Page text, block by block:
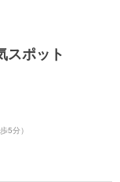
スポット
5分）